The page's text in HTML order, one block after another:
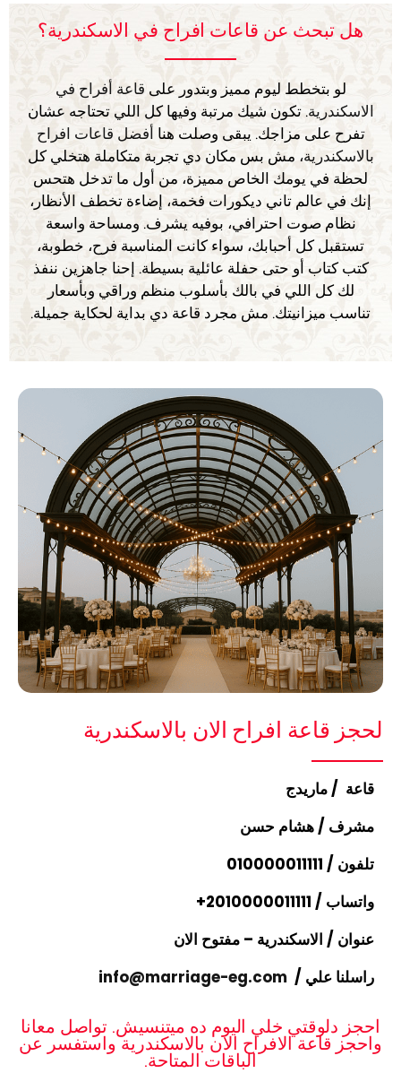
هل تبحث عن قاعات افراح في الاسكندرية؟
لو بتخطط ليوم مميز وبتدور على قاعة أفراح في
الاسكندرية. تكون شيك مرتبة وفيها كل اللي تحتاجه عشان
تفرح على مزاجك. يبقى وصلت هنا أفضل قاعات افراح
بالاسكندرية، مش بس مكان دي تجربة متكاملة هتخلي كل
لحظة في يومك الخاص مميزة، من أول ما تدخل هتحس
إنك في عالم تاني ديكورات فخمة، إضاءة تخطف الأنظار،
نظام صوت احترافي، بوفيه يشرف. ومساحة واسعة
تستقبل كل أحبابك، سواء كانت المناسبة فرح، خطوبة،
كتب كتاب أو حتى حفلة عائلية بسيطة. إحنا جاهزين ننفذ
لك كل اللي في بالك بأسلوب منظم وراقي وبأسعار
تناسب ميزانيتك. مش مجرد قاعة دي بداية لحكاية جميلة.
لحجز قاعة افراح الان بالاسكندرية
قاعة / ماريدج
مشرف / هشام حسن
تلفون / 010000011111
واتساب / ⁦+2010000011111
عنوان / الاسكندرية – مفتوح الان
راسلنا علي / info@marriage-eg.com
احجز دلوقتي خلي اليوم ده ميتنسيش. تواصل معانا
واحجز قاعة الافراح الان بالاسكندرية واستفسر عن
الباقات المتاحة.